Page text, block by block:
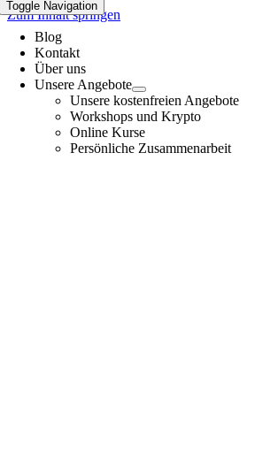
Zum Inhalt springen
Toggle Navigation
Blog
Kontakt
Über uns
Unsere Angebote
Unsere kostenfreien Angebote
Workshops und Krypto
Online Kurse
Persönliche Zusammenarbeit